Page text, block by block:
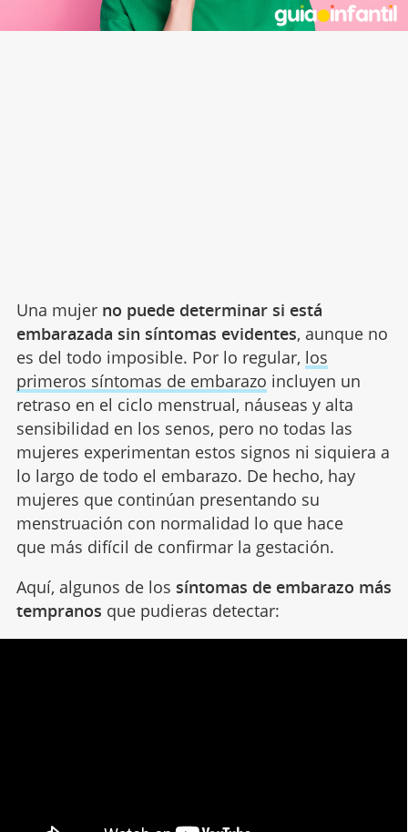
Una mujer no puede determinar si está
embarazada sin síntomas evidentes, aunque no
es del todo imposible. Por lo regular, los
primeros síntomas de embarazo incluyen un
retraso en el ciclo menstrual, náuseas y alta
sensibilidad en los senos, pero no todas las
mujeres experimentan estos signos ni siquiera a
lo largo de todo el embarazo. De hecho, hay
mujeres que continúan presentando su
menstruación con normalidad lo que hace
que más difícil de confirmar la gestación.
Aquí, algunos de los síntomas de embarazo más
tempranos que pudieras detectar: